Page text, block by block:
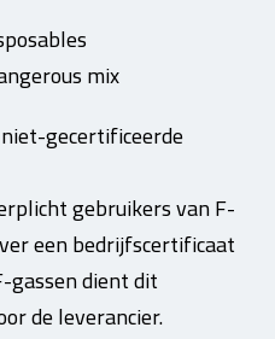
mix
gecertificeerde
gebruikers van F-
een bedrijfscertificaat
gassen dient dit
de leverancier.